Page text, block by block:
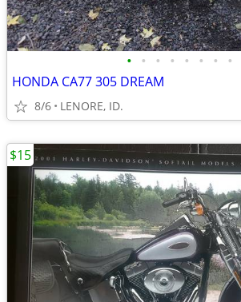
• • • • • • • •
HONDA CA77 305 DREAM
8/6 LENORE, ID.
$15